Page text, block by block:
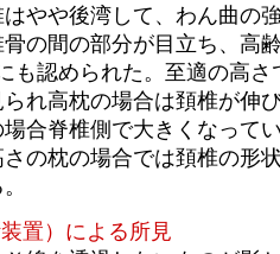
やや後湾して、わん曲の
の間の部分が目立ち、高
も認められた。至適の高
れ高枕の場合は頚椎が伸
合脊椎側で大きくなって
さの枕の場合では頚椎の形
置）による所見